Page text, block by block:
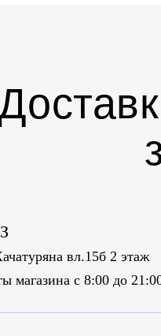
вл.15б 2 этаж
магазина с 8:00 до